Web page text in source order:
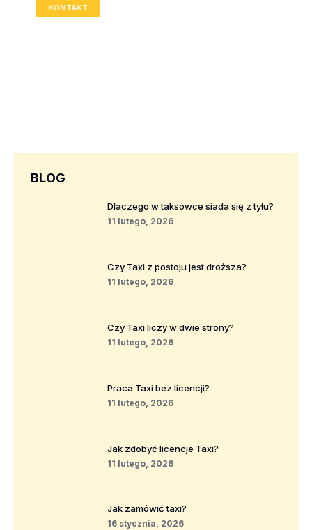
KONTAKT
BLOG
Dlaczego w taksówce siada się z tyłu?
11 lutego, 2026
Czy Taxi z postoju jest droższa?
11 lutego, 2026
Czy Taxi liczy w dwie strony?
11 lutego, 2026
Praca Taxi bez licencji?
11 lutego, 2026
Jak zdobyć licencje Taxi?
11 lutego, 2026
Jak zamówić taxi?
16 stycznia, 2026